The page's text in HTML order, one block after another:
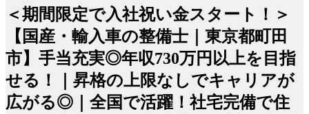
＜期間限定で入社祝い金スタート！＞
【国産・輸入車の整備士｜東京都町田
市】手当充実◎年収730万円以上を目指
せる！｜昇格の上限なしでキャリアが
広がる◎｜全国で活躍！社宅完備で住